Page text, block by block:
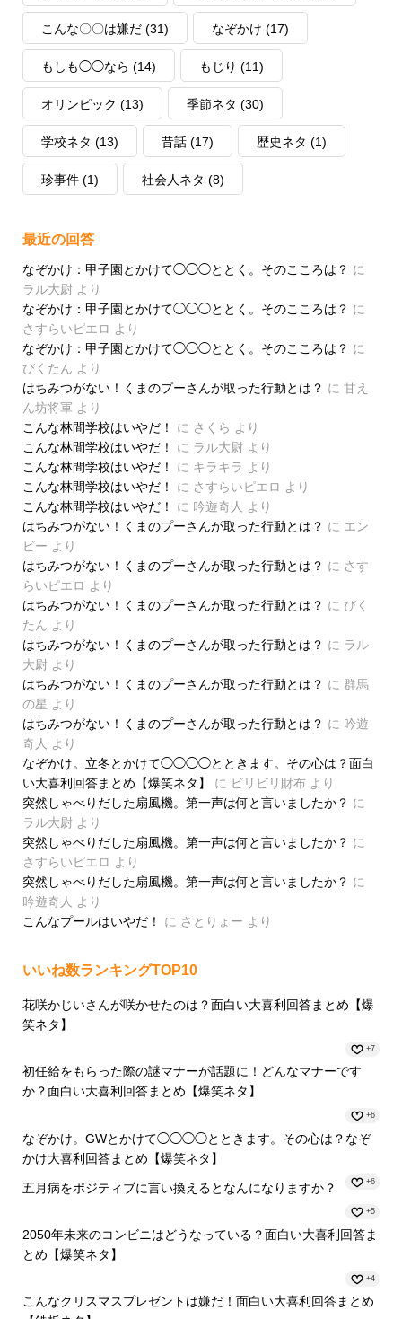
こんな〇〇は嫌だ(31) なぞかけ (17)
もしも◯◯なら (14) もじり (11)
オリンピック (13) 季節ネタ (30)
学校ネタ (13) 昔話(17) 歴史ネタ (1)
珍事件(1) 社会人ネタ (8)
最近の回答
なぞかけ：甲子園とかけて◯◯◯ととく。そのこころは？ に
ラル大尉より
なぞかけ：甲子園とかけて◯◯◯ととく。そのこころは？ に
さすらいピエロ より
なぞかけ：甲子園とかけて◯◯◯ととく。そのこころは？ に
びくたん より
はちみつがない！くまのプーさんが取った行動とは？ に 甘え
ん坊将軍 より
こんな林間学校はいやだ！
に さくら より
こんな林間学校はいやだ！
に ラル大尉より
こんな林間学校はいやだ！
に キラキラ より
こんな林間学校はいやだ！
に さすらいピエロ より
こんな林間学校はいやだ！
に 吟遊奇人 より
はちみつがない！くまのプーさんが取った行動とは？ に エン
ビー より
はちみつがない！くまのプーさんが取った行動とは？ に さす
らいピエロ より
はちみつがない！くまのプーさんが取った行動とは？ に びく
たん より
はちみつがない！くまのプーさんが取った行動とは？ に ラル
大尉より
はちみつがない！くまのプーさんが取った行動とは？ に 群馬
の星 より
はちみつがない！くまのプーさんが取った行動とは？ に 吟遊
奇人 より
なぞかけ。立冬とかけて◯◯◯◯とときます。その心は？面白
い大喜利回答まとめ【爆笑ネタ】
に ビリビリ財布より
突然しゃべりだした扇風機。第一声は何と言いましたか？ に
ラル大尉より
突然しゃべりだした扇風機。第一声は何と言いましたか？ に
さすらいピエロ より
突然しゃべりだした扇風機。第一声は何と言いましたか？ に
吟遊奇人 より
こんなプールはいやだ！
に さとりょー より
いいね数ランキングTOP10
花咲かじいさんが咲かせたのは？面白い大喜利回答まとめ【爆
笑ネタ】
+7
初任給をもらった際の謎マナーが話題に！どんなマナーです
か？面白い大喜利回答まとめ【爆笑ネタ】
+6
なぞかけ。GWとかけて◯◯◯◯とときます。その心は？なぞ
かけ大喜利回答まとめ【爆笑ネタ】
+6
五月病をポジティブに言い換えるとなんになりますか？
+5
2050年未来のコンビニはどうなっている？面白い大喜利回答ま
とめ【爆笑ネタ】
+4
こんなクリスマスプレゼントは嫌だ！面白い大喜利回答まとめ